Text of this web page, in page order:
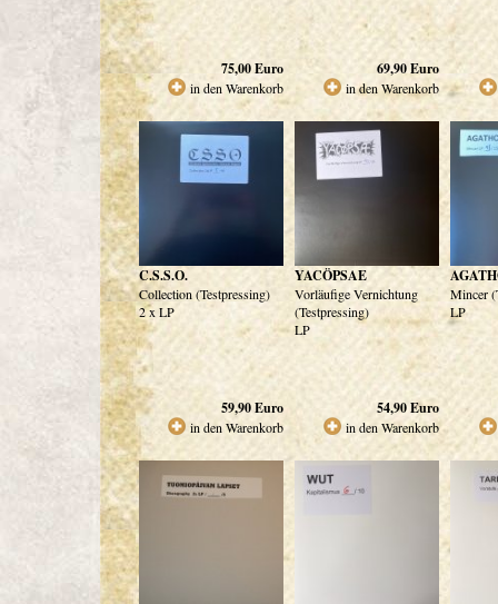
75,00Euro
in den Warenkorb
69,90Euro
in den Warenkorb
C.S.S.O.
Collection (Testpressing)
2 x LP
59,90Euro
in den Warenkorb
YACÖPSAE
Vorläufige Vernichtung
(Testpressing)
LP
54,90Euro
in den Warenkorb
Mincer
LP